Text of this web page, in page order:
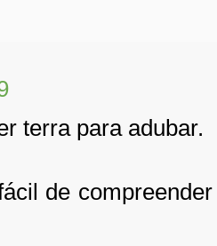
terra para adubar.
de